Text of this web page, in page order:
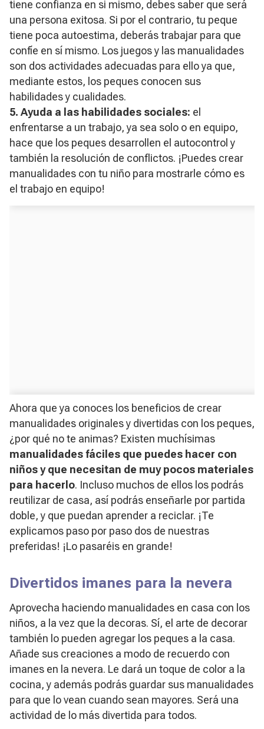
tiene confianza en si mismo, debes saber que será
una persona exitosa. Si por el contrario, tu peque
tiene poca autoestima, deberás trabajar para que
confíe en sí mismo. Los juegos y las manualidades
son dos actividades adecuadas para ello ya que,
mediante estos, los peques conocen sus
habilidades y cualidades.
5. Ayuda a las habilidades sociales: el
enfrentarse a un trabajo, ya sea solo o en equipo,
hace que los peques desarrollen el autocontrol y
también la resolución de conflictos. ¡Puedes crear
manualidades con tu niño para mostrarle cómo es
el trabajo en equipo!
Ahora que ya conoces los beneficios de crear
manualidades originales y divertidas con los peques,
¿por qué no te animas? Existen muchísimas
manualidades fáciles que puedes hacer con
niños y que necesitan de muy pocos materiales
para hacerlo. Incluso muchos de ellos los podrás
reutilizar de casa, así podrás enseñarle por partida
doble, y que puedan aprender a reciclar. ¡Te
explicamos paso por paso dos de nuestras
preferidas! ¡Lo pasaréis en grande!
Divertidos imanes para la nevera
Aprovecha haciendo manualidades en casa con los
niños, a la vez que la decoras. Sí, el arte de decorar
también lo pueden agregar los peques a la casa.
Añade sus creaciones a modo de recuerdo con
imanes en la nevera. Le dará un toque de color a la
cocina, y además podrás guardar sus manualidades
para que lo vean cuando sean mayores. Será una
actividad de lo más divertida para todos.